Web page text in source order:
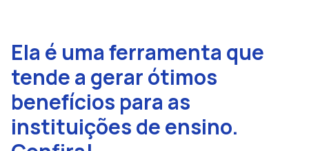
Ela é uma ferramenta que
tende a gerar ótimos
benefícios para as
instituições de ensino.